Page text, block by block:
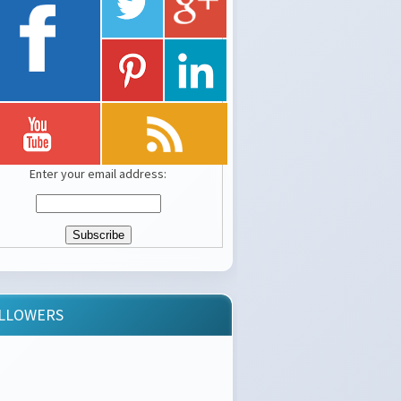
Enter your email address: